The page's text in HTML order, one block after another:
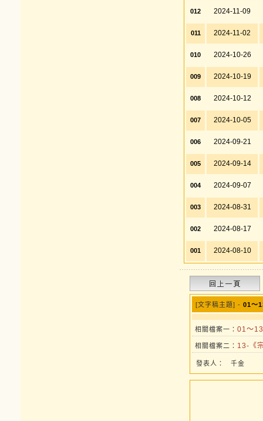
012 2024-11-09
011 2024-11-02
010 2024-10-26
009 2024-10-19
008 2024-10-12
007 2024-10-05
006 2024-09-21
005 2024-09-14
004 2024-09-07
003 2024-08-31
002 2024-08-17
001 2024-08-10
[文字稿主題] - 01～
相關檔案一： 01～
相關檔案二： 13-《
發表人： 千金